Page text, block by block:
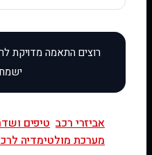
אביזרי רכב טיפים
מערכת מולטימדיה